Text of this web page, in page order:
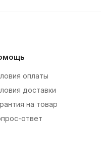
оплаты
доставки
на товар
ответ